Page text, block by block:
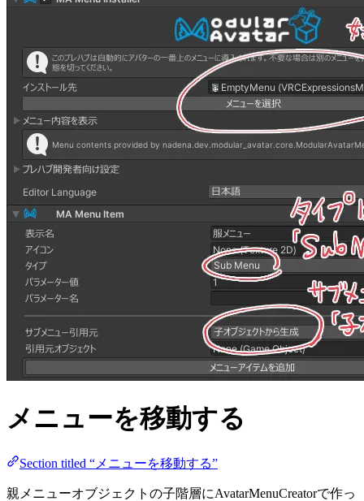
メニューを移動する
Section titled “メニューを移動する”
親メニューオブジェクトの子階層にAvatarMenuCreatorで作っ